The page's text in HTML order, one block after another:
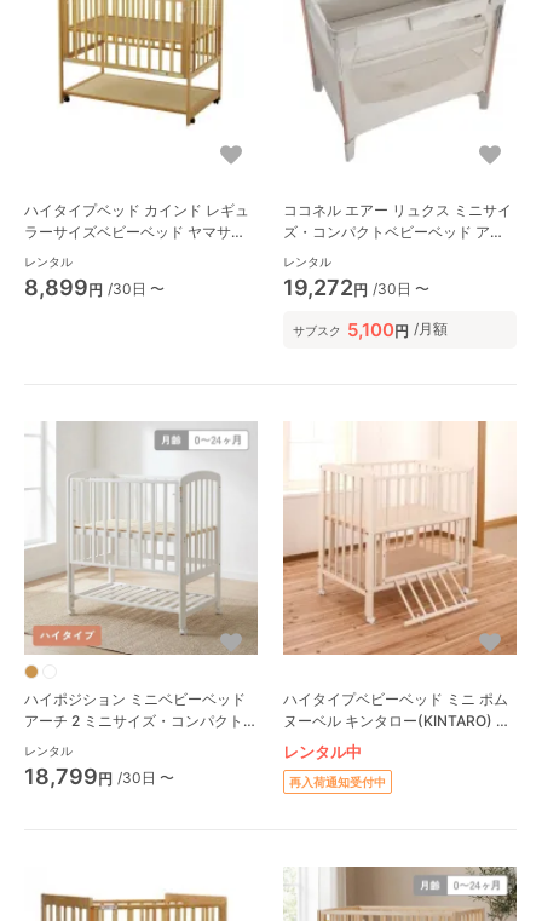
ハイタイプベッド カインド レギュ
ラーサイズベビーベッド ヤマサキ
(Yamasaki)
レンタル
8,899円 /30日 〜
ココネル エアー リュクス ミニサイ
ズ・コンパクトベビーベッド アッ
プリカ(Aprica)
レンタル
19,272円 /30日 〜
サブスク 5,100円 /月額
ハイポジション ミニベビーベッド
アーチ 2 ミニサイズ・コンパクト
ベビーベッド カトージ(KATOJI)
レンタル
18,799円 /30日 〜
ハイタイプベビーベッド ミニ ポム
ヌーベル キンタロー(KINTARO) ミ
ニサイズ/コンパクトベビーベッド
レンタル中
再入荷通知受付中